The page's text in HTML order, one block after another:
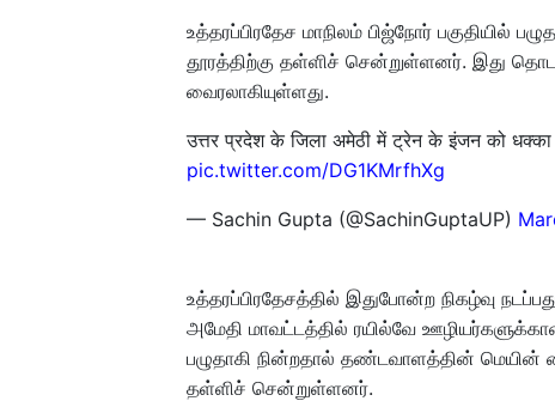
உத்தரப்பிரதேச மாநிலம் பிஜ்நோர் பகுதியில்
தூரத்திற்கு தள்ளிச் சென்றுள்ளனர். இது
வைரலாகியுள்ளது.
उत्तर प्रदेश के जिला अमेठी में ट्रेन के इंजन को धक्का
pic.twitter.com/DG1KMrfhXg
— Sachin Gupta (@SachinGuptaUP)
உத்தரப்பிரதேசத்தில் இதுபோன்ற நிகழ்வு
அமேதி மாவட்டத்தில் ரயில்வே
பழுதாகி நின்றதால் தண்டவாளத்தின் மெயின்
தள்ளிச் சென்றுள்ளனர்.